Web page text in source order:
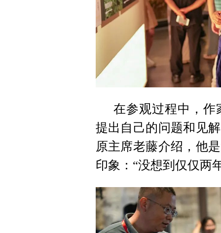
在参观过程中，作
提出自己的问题和见
原主席老藤介绍，他
印象：“没想到仅仅两